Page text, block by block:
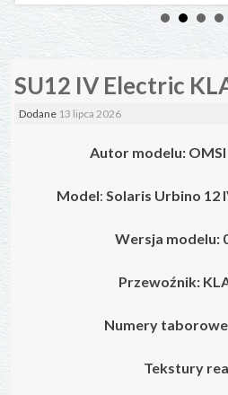
SU12 IV Electric
Dodane 13 lipca 2026
Autor modelu: OMSI
Model: Solaris Urbino 12
Wersja modelu:
Przewoźnik:
Numery
Tekstury